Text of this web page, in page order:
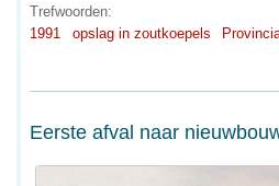
Trefwoorden:
1991
opslag in zoutkoepels
Eerste afval naar